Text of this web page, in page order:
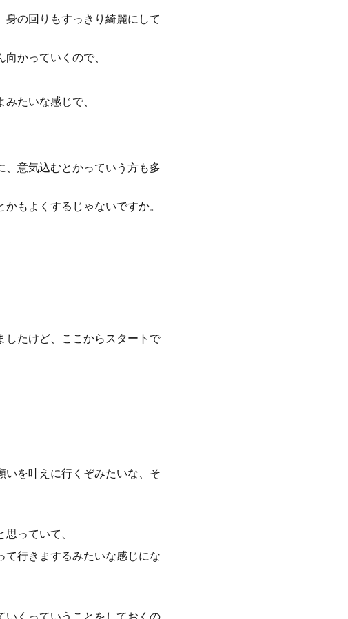
の回りもすっきり綺麗にして
かっていくので、
たいな感じで、
、意気込むとかっていう方も多
もよくするじゃないですか。
したけど、ここからスタートで
いを叶えに行くぞみたいな、そ
っていて、
て行きまするみたいな感じにな